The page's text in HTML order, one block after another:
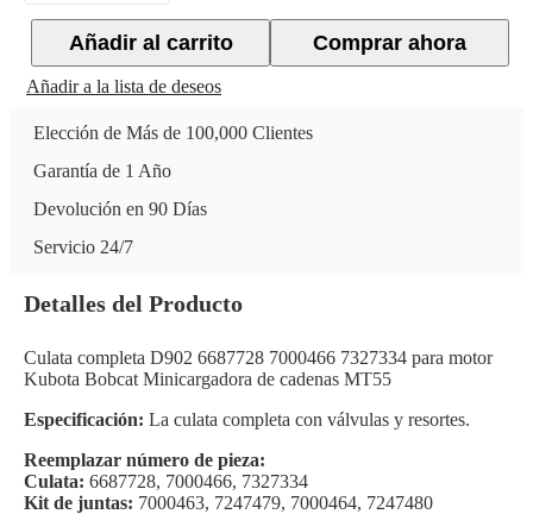
Comprar ahora
Añadir al carrito
Añadir a la lista de deseos
Elección de Más de 100,000 Clientes
Garantía de 1 Año
Devolución en 90 Días
Servicio 24/7
Detalles del Producto
Culata completa D902 6687728 7000466 7327334 para motor
Kubota Bobcat Minicargadora de cadenas MT55
Especificación: La culata completa con válvulas y resortes.
Reemplazar número de pieza:
Culata: 6687728, 7000466, 7327334
Kit de juntas: 7000463, 7247479, 7000464, 7247480